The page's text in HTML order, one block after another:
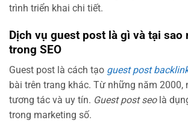
trình triển khai chi tiết.
Dịch vụ guest post là gì và tại sao
trong SEO
Guest post là cách tạo guest post
bài trên trang khác. Từ những năm 2000,
tương tác và uy tín. Guest post seolà
trong marketing số.